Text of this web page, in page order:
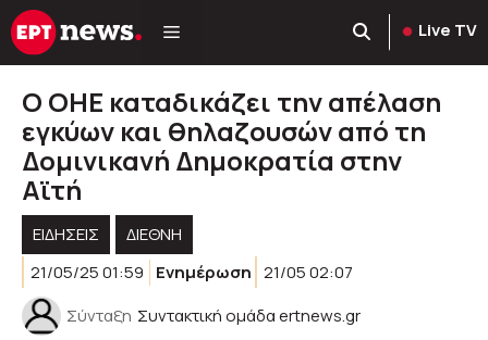
Μετάβαση
σε
Live TV
Ο ΟΗΕ καταδικάζει την απέλαση
εγκύων και θηλαζουσών από τη
Δομινικανή Δημοκρατία στην
Αϊτή
ΕΙΔΗΣΕΙΣ
ΔΙΕΘΝΗ
21/05/25 01:59
Ενημέρωση 21/05 02:07
Σύνταξη Συντακτική ομάδα ertnews.gr